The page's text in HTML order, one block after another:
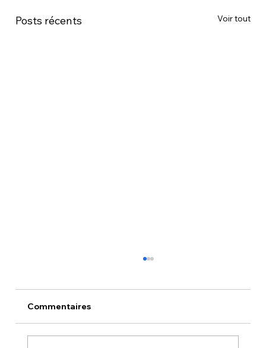
Posts récents Voir tout
Commentaires